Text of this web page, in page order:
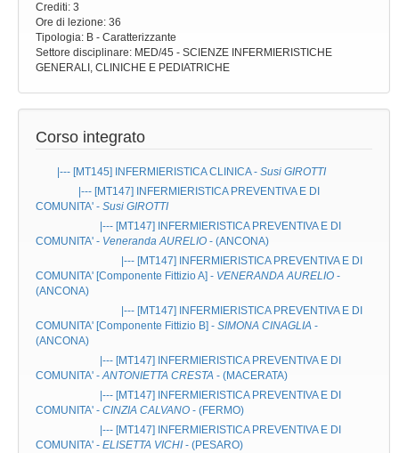
Crediti: 3
Ore di lezione: 36
Tipologia: B - Caratterizzante
Settore disciplinare: MED/45 - SCIENZE INFERMIERISTICHE
GENERALI, CLINICHE E PEDIATRICHE
Corso integrato
|--- [MT145] INFERMIERISTICA CLINICA- Susi GIROTTI
|--- [MT147]
INFERMIERISTICA PREVENTIVA E DI
COMUNITA' - Susi GIROTTI
|--- [MT147]
INFERMIERISTICA PREVENTIVA E DI
COMUNITA' - Veneranda AURELIO - (ANCONA)
|--- [MT147]
INFERMIERISTICA PREVENTIVA E DI
COMUNITA' [Componente Fittizio A] - VENERANDA AURELIO -
(ANCONA)
|--- [MT147]
INFERMIERISTICA PREVENTIVA E DI
COMUNITA' [Componente Fittizio B] - SIMONA CINAGLIA -
(ANCONA)
|--- [MT147]
INFERMIERISTICA PREVENTIVA E DI
COMUNITA' -ANTONIETTA CRESTA - (MACERATA)
|--- [MT147]
INFERMIERISTICA PREVENTIVA E DI
COMUNITA' - CINZIA CALVANO - (FERMO)
|--- [MT147]
INFERMIERISTICA PREVENTIVA E DI
COMUNITA' - ELISETTA VICHI - (PESARO)